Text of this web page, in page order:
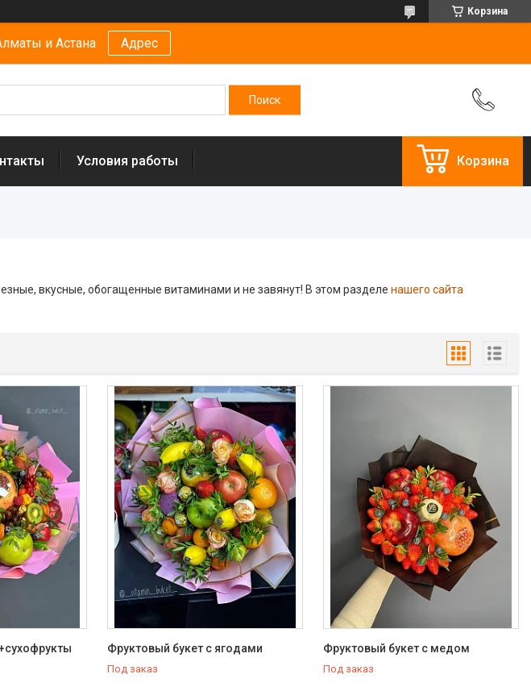
Корзина
и Астана Адрес
Условия работы Корзина
вкусные, обогащенные витаминами и не завянут! В этом разделе нашего сайта
Фруктовый букет с ягодами
Под заказ
Фруктовый букет с медом
Под заказ